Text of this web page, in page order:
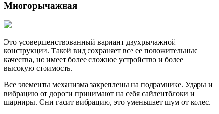
Многорычажная
Это усовершенствованный вариант двухрычажной
конструкции. Такой вид сохраняет все ее положительные
качества, но имеет более сложное устройство и более
высокую стоимость.
Все элементы механизма закреплены на подрамнике. Удары и
вибрацию от дороги принимают на себя сайлентблоки и
шарниры. Они гасит вибрацию, это уменьшает шум от колес.